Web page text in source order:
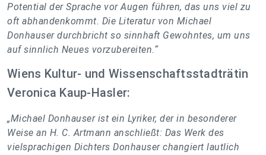
Potential der Sprache vor Augen führen, das uns viel zu
oft abhandenkommt. Die Literatur von Michael
Donhauser durchbricht so sinnhaft Gewohntes, um uns
auf sinnlich Neues vorzubereiten.“
Wiens Kultur- und Wissenschaftsstadträtin
Veronica Kaup-Hasler:
„Michael Donhauser ist ein Lyriker, der in besonderer
Weise an H. C. Artmann anschließt: Das Werk des
vielsprachigen Dichters Donhauser changiert lautlich